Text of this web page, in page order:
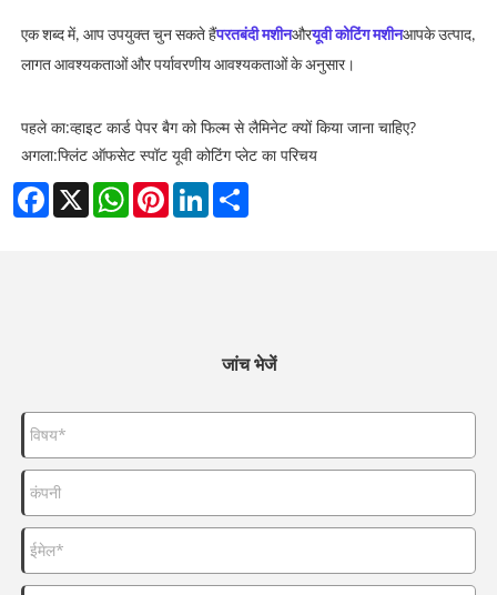
एक शब्द में, आप उपयुक्त चुन सकते हैंपरतबंदी मशीनऔरयूवी कोटिंग मशीनआपके उत्पाद,
लागत आवश्यकताओं और पर्यावरणीय आवश्यकताओं के अनुसार।
पहले का:व्हाइट कार्ड पेपर बैग को फिल्म से लैमिनेट क्यों किया जाना चाहिए?
अगला:फ्लिंट ऑफसेट स्पॉट यूवी कोटिंग प्लेट का परिचय
Facebook
X WhatsAppPinterestLinkedIn
जांच भेजें